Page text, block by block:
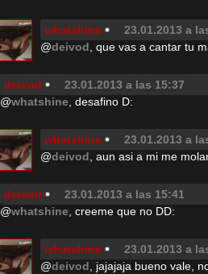
whatshine
23.01.2013 a
@deivod , que vas a cantar tu
deivod
23.01.2013 a las 15:37
@whatshine , desafino D:
whatshine
23.01.2013 a
@deivod , aun asi a mi me
deivod
23.01.2013 a las 15:41
@whatshine , creeme que no DD:
whatshine
23.01.2013 a
@deivod , jajajaja bueno vale,